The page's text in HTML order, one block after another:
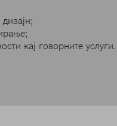
кај говорните услуги.